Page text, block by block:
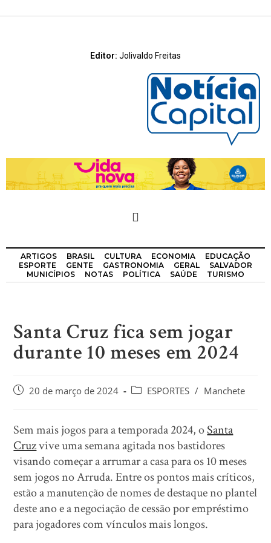
Editor: Jolivaldo Freitas
ARTIGOS BRASIL CULTURA ECONOMIA
EDUCAÇÃO
ESPORTE
GENTE GASTRONOMIA GERAL
SALVADOR
MUNICÍPIOS
NOTAS POLÍTICA SAÚDE TURISMO
Santa Cruz fica sem jogar
durante 10 meses em 2024
20 de março de 2024 ESPORTES / Manchete
Sem mais jogos para a temporada 2024, oSanta
Cruzvive uma semana agitada nos bastidores
visando começar a arrumar a casa para os 10 meses
sem jogos no Arruda. Entre os pontos mais críticos,
estão a manutenção de nomes de destaque no plantel
deste ano e a negociação de cessão por empréstimo
para jogadores com vínculos mais longos.